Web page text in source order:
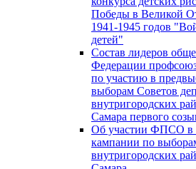
Победы в Великой
1941-1945 годов
детей"
Состав лидеров
Федерации
по участию в
выборам Советов
внутригородских
Самара первого
Об участии ФПСО в
кампании по
внутригородских